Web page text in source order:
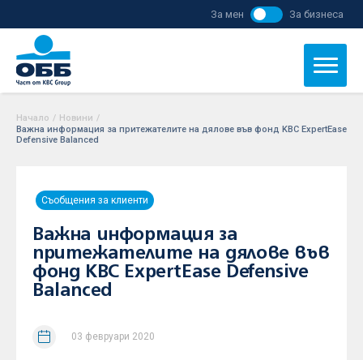
За мен За бизнеса
Начало / Новини /
Важна информация за притежателите на дялове във фонд KBC ExpertEase
Defensive Balanced
Съобщения за клиенти
Важна информация за
притежателите на дялове във
фонд KBC ExpertEase Defensive
Balanced
03 февруари 2020